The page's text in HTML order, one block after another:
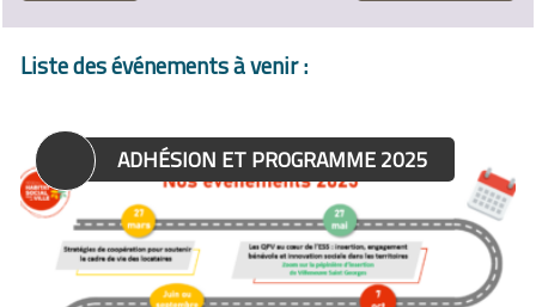
Liste des événements à venir :
ADHÉSION ET PROGRAMME 2025